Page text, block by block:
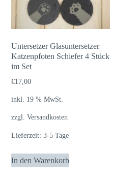
Untersetzer Glasuntersetzer
Katzenpfoten Schiefer 4 Stück
im Set
€17,00
inkl. 19 % MwSt.
zzgl.Versandkosten
Lieferzeit:3-5 Tage
In den Warenkorb